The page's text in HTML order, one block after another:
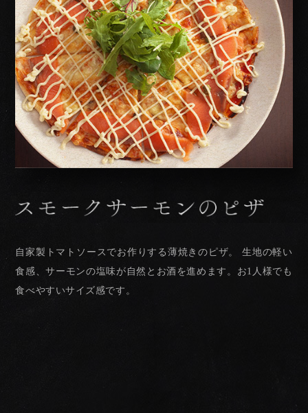
自家製トマトソースでお作りする薄焼きのピザ。
生地の軽い
食感、サーモンの塩味が 自然とお酒を進めます。 お1人様でも
食べやすいサイズ感です。